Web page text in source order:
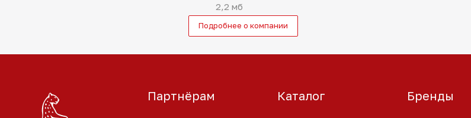
2,2 мб
Подробнее о компании
Партнёрам Каталог Бренды